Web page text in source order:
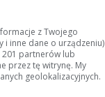
z Twojego
i inne dane o urządzeniu)
201 partnerów lub
przez tę witrynę. My
geolokalizacyjnych.